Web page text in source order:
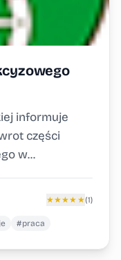
informuje
części
w...
★★★★ ★(1)
#praca